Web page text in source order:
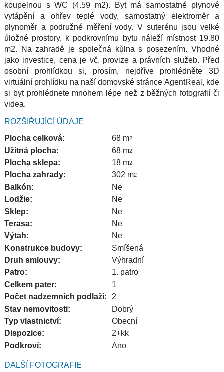
koupelnou s WC (4.59 m2). Byt má samostatné plynové
vytápění a ohřev teplé vody, samostatný elektroměr a
plynoměr a podružné měření vody. V suterénu jsou velké
úložné prostory, k podkrovnímu bytu náleží místnost 19.80
m2. Na zahradě je společná kůlna s posezením. Vhodné
jako investice, cena je vč. provize a právních služeb. Před
osobní prohlídkou si, prosím, nejdříve prohlédněte 3D
virtuální prohlídku na naší domovské stránce AgentReal, kde
si byt prohlédnete mnohem lépe než z běžných fotografií či
videa.
ROZŠIŘUJÍCÍ ÚDAJE
Plocha celková:
68 m2
Užitná plocha: 68 m2
Plocha sklepa: 18 m2
Plocha zahrady: 302 m2
Balkón:
Ne
Lodžie:
Ne
Sklep:
Ne
Terasa:
Ne
Výtah:
Ne
Konstrukce budovy:
Smíšená
Druh smlouvy:
Výhradní
Patro:
1. patro
Celkem pater:
1
Počet nadzemních podlaží:
2
Stav nemovitosti:
Dobrý
Typ vlastnictví:
Obecní
Dispozice:
2+kk
Podkroví:
Ano
DALŠÍ FOTOGRAFIE